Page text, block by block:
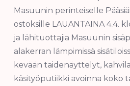
Masuunin perinteiselle
ostoksille LAUANTAINA 4.4.
ja lähituottajia Masuunin
alakerran lämpimissä
kevään taidenäyttelyt,
käsityöputiikki avoinna koko